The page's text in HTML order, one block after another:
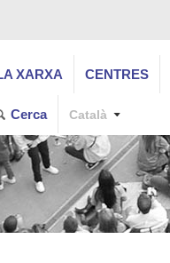
XARXA CENTRES
Cerca Català